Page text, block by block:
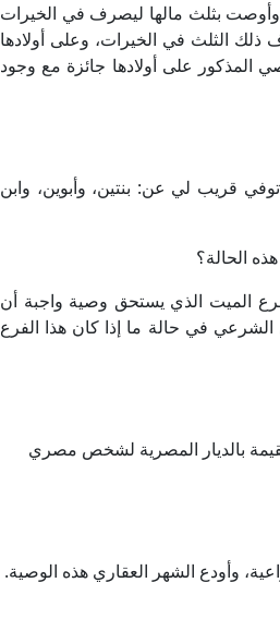
وأوصت بثلث مالها ليصرف في الخيرات
الثلث في الخيرات، وعلى أولادها
على أولادها جائزة مع وجود
قريب لي عن: بنتين، وأبوين، وابن
الحالة؟
الميت الذي يستحق وصية واجبة أن
الإفادة بالرأي الشرعي في حالة ما إذا كان هذا الفرع
بالديار المصرية لشخص مصري
وأودع الشهر العقاري هذه الوصية.